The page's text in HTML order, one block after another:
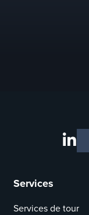
Services
Services de tour